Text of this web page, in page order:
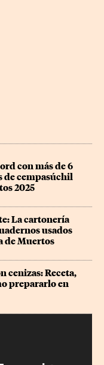
con más de 6
de cempasúchil
2025
La cartonería
usados
de Muertos
cenizas: Receta,
prepararlo en